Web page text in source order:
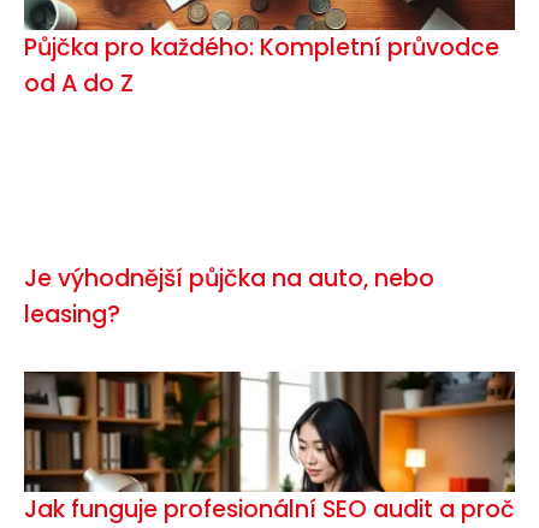
Půjčka pro každého: Kompletní průvodce
od A do Z
Je výhodnější půjčka na auto, nebo
leasing?
Jak funguje profesionální SEO audit a proč